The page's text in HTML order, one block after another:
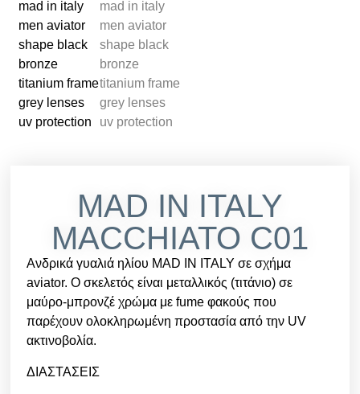
MAD IN ITALY
MACCHIATO C01
Ανδρικά γυαλιά ηλίου MAD IN ITALY σε σχήμα
aviator. Ο σκελετός είναι μεταλλικός (τιτάνιο) σε
μαύρο-μπρονζέ χρώμα με fume φακούς που
παρέχουν ολοκληρωμένη προστασία από την UV
ακτινοβολία.
ΔΙΑΣΤΑΣΕΙΣ